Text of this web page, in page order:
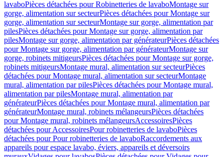
lavaboPièces détachées pour Robinetteries de lavaboMontage sur
gorge, alimentation sur secteurPièces détachées pour Montage sur
gorge, alimentation sur secteurMontage sur gorge, alimentation par
pilesPièces détachées pour Montage sur gorge, alimentation par
pilesMontage sur gorge, alimentation par générateurPièces détachées
pour Montage sur gorge, alimentation par générateurMontage sur
gorge, robinets mitigeursPièces détachées pour Montage sur gorge,
robinets mitigeursMontage mural, alimentation sur secteurPièces
détachées pour Montage mural, alimentation sur secteurMontage
mural, alimentation par pilesPièces détachées pour Montage mural,
alimentation par pilesMontage mural, alimentation par
générateurPièces détachées pour Montage mural, alimentation par
générateurMontage mural, robinets mélangeursPièces détachées
pour Montage mural, robinets mélangeursAccessoiresPièces
détachées pour AccessoiresPour robinetteries de lavaboPièces
détachées pour Pour robinetteries de lavaboRaccordements aux
appareils pour espace lavabo, éviers, appareils et déversoirs